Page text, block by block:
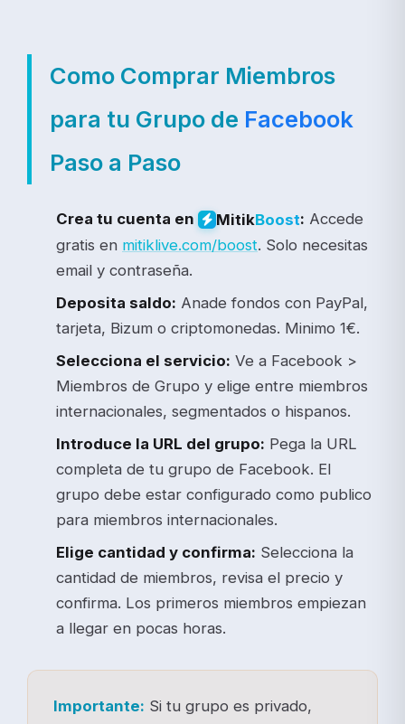
Como Comprar Miembros
para tu Grupo de Facebook
Paso a Paso
Crea tu cuenta en MitikBoost: Accede
gratis en mitiklive.com/boost. Solo necesitas
email y contraseña.
Deposita saldo: Anade fondos con PayPal,
tarjeta, Bizum o criptomonedas. Minimo 1€.
Selecciona el servicio: Ve a Facebook >
Miembros de Grupo y elige entre miembros
internacionales, segmentados o hispanos.
Introduce la URL del grupo: Pega la URL
completa de tu grupo de Facebook. El
grupo debe estar configurado como publico
para miembros internacionales.
Elige cantidad y confirma: Selecciona la
cantidad de miembros, revisa el precio y
confirma. Los primeros miembros empiezan
a llegar en pocas horas.
Importante: Si tu grupo es privado,